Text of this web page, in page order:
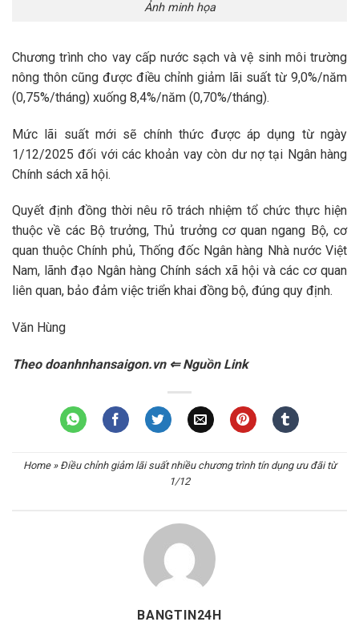
Ảnh minh họa
Chương trình cho vay cấp nước sạch và vệ sinh môi trường
nông thôn cũng được điều chỉnh giảm lãi suất từ 9,0%/năm
(0,75%/tháng) xuống 8,4%/năm (0,70%/tháng).
Mức lãi suất mới sẽ chính thức được áp dụng từ ngày
1/12/2025 đối với các khoản vay còn dư nợ tại Ngân hàng
Chính sách xã hội.
Quyết định đồng thời nêu rõ trách nhiệm tổ chức thực hiện
thuộc về các Bộ trưởng, Thủ trưởng cơ quan ngang Bộ, cơ
quan thuộc Chính phủ, Thống đốc Ngân hàng Nhà nước Việt
Nam, lãnh đạo Ngân hàng Chính sách xã hội và các cơ quan
liên quan, bảo đảm việc triển khai đồng bộ, đúng quy định.
Văn Hùng
Theo doanhnhansaigon.vn ⇐ Nguồn Link
Home» Điều chỉnh giảm lãi suất nhiều chương trình tín dụng ưu đãi từ
1/12
BANGTIN24H